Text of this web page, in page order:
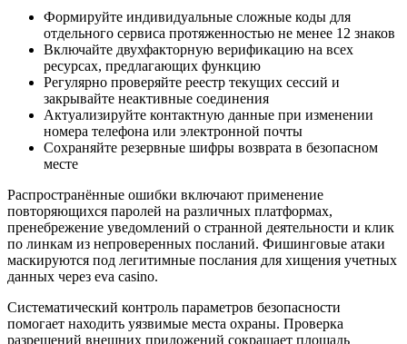
Формируйте индивидуальные сложные коды для
отдельного сервиса протяженностью не менее 12 знаков
Включайте двухфакторную верификацию на всех
ресурсах, предлагающих функцию
Регулярно проверяйте реестр текущих сессий и
закрывайте неактивные соединения
Актуализируйте контактную данные при изменении
номера телефона или электронной почты
Сохраняйте резервные шифры возврата в безопасном
месте
Распространённые ошибки включают применение
повторяющихся паролей на различных платформах,
пренебрежение уведомлений о странной деятельности и клик
по линкам из непроверенных посланий. Фишинговые атаки
маскируются под легитимные послания для хищения учетных
данных через eva casino.
Систематический контроль параметров безопасности
помогает находить уязвимые места охраны. Проверка
разрешений внешних приложений сокращает площадь